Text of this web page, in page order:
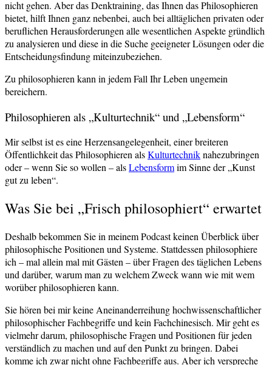
nicht gehen. Aber das Denktraining, das Ihnen das Philosophieren
bietet, hilft Ihnen ganz nebenbei, auch bei alltäglichen privaten oder
beruflichen Herausforderungen alle wesentlichen Aspekte gründlich
zu analysieren und diese in die Suche geeigneter Lösungen oder die
Entscheidungsfindung miteinzubeziehen.
Zu philosophieren kann in jedem Fall Ihr Leben ungemein
bereichern.
Philosophieren als „Kulturtechnik“ und „Lebensform“
Mir selbst ist es eine Herzensangelegenheit, einer breiteren
Öffentlichkeit das Philosophieren alsKulturtechniknahezubringen
oder – wenn Sie so wollen – alsLebensformim Sinne der „Kunst
gut zu leben“.
Was Sie bei „Frisch philosophiert“ erwartet
Deshalb bekommen Sie in meinem Podcast keinen Überblick über
philosophische Positionen und Systeme. Stattdessen philosophiere
ich – mal allein mal mit Gästen – über Fragen des täglichen Lebens
und darüber, warum man zu welchem Zweck wann wie mit wem
worüber philosophieren kann.
Sie hören bei mir keine Aneinanderreihung hochwissenschaftlicher
philosophischer Fachbegriffe und kein Fachchinesisch. Mir geht es
vielmehr darum, philosophische Fragen und Positionen für jeden
verständlich zu machen und auf den Punkt zu bringen. Dabei
komme ich zwar nicht ohne Fachbegriffe aus. Aber ich verspreche